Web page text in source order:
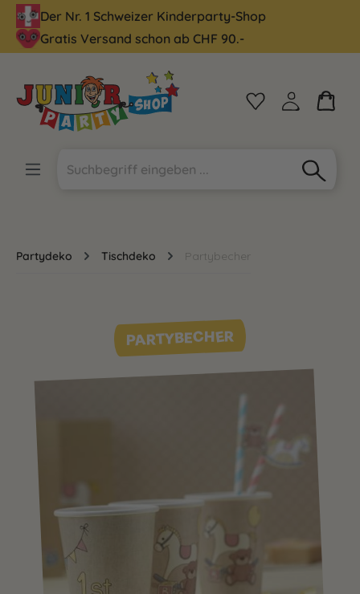
springen
Der Nr. 1 Schweizer Kinderparty-Shop
Gratis Versand schon ab CHF 90.-
Partydeko Tischdeko Partybecher
PARTYBECHER